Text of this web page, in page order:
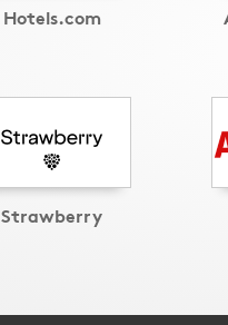
Hotels.com
Strawberry